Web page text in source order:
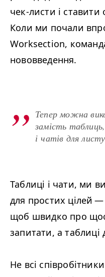
чек-листи і
Коли ми почали
Worksection,
нововведення.
Тепер можна
замість
і чатів для
Таблиці і чати, ми
для простих цілей
щоб швидко про
запитати, а таблиці
Не всі